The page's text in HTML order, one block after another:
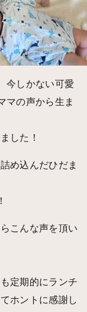
今しかない可愛
マの声から生ま
した！
め込んだひだま
こんな声を頂い
定期的にランチ
ホントに感謝し